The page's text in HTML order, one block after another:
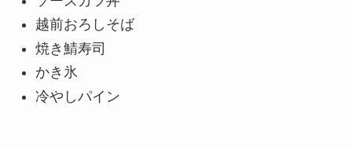
越前おろしそば
焼き鯖寿司
かき氷
冷やしパイン